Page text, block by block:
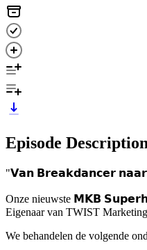
Episode Description
"𝗩𝗮𝗻 𝗕𝗿𝗲𝗮𝗸𝗱𝗮𝗻𝗰𝗲𝗿 𝗻𝗮𝗮𝗿
Onze nieuwste 𝗠𝗞𝗕
Eigenaar van TWIST Marketing
We behandelen de volgende